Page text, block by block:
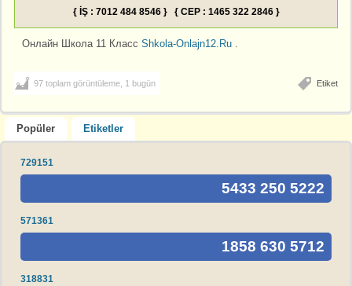
{ İŞ : 7012 484 8546 } { CEP : 1465 322 2846 }
Онлайн Школа 11 Класс Shkola-Onlajn12.Ru .
Etiket
97 toplam görüntüleme, 1 bugün
Popüler Etiketler
729151
5433 250 5222
571361
1858 630 5712
318831